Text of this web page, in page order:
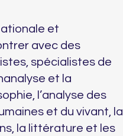
et
avec des
spécialistes de
et la
l’analyse des
et du vivant, la
la littérature et les